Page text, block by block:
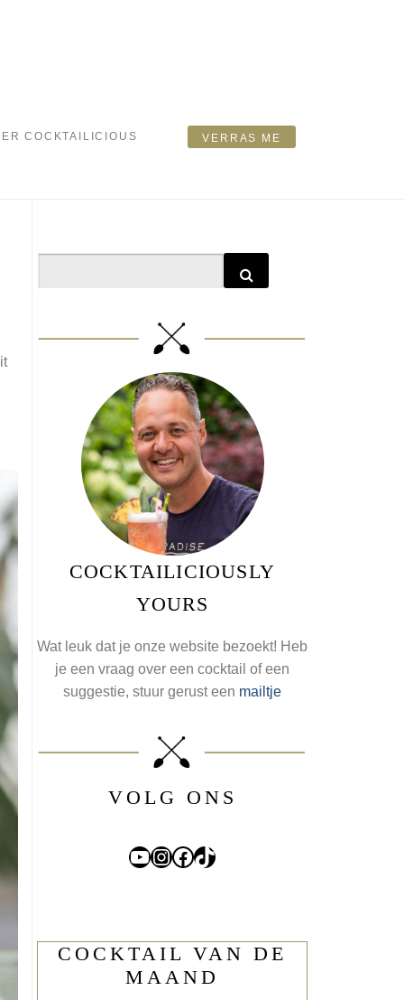
COCKTAILICIOUS VERRAS ME
COCKTAILICIOUSLY
YOURS
Wat leuk dat je onze website bezoekt! Heb
je een vraag over een cocktail of een
suggestie, stuur gerust een mailtje
VOLG ONS
YouTube
Instagram
Facebook
TikTok
COCKTAIL VAN DE
MAAND